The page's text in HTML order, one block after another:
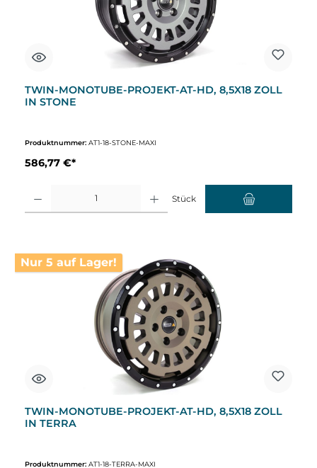
TWIN-MONOTUBE-PROJEKT-AT-HD, 8,5X18 ZOLL
IN STONE
Produktnummer: AT1-18-STONE-MAXI
586,77 €*
Stück
Nur 5 auf Lager!
TWIN-MONOTUBE-PROJEKT-AT-HD, 8,5X18 ZOLL
IN TERRA
Produktnummer: AT1-18-TERRA-MAXI